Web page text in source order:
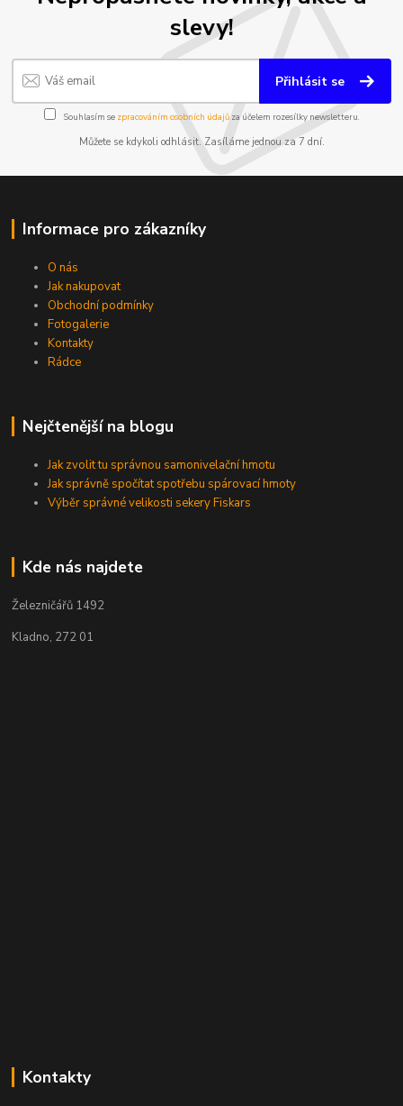
slevy!
Přihlásit se
Souhlasím se zpracováním osobních údajůza účelem rozesílky newsletteru.
Můžete se kdykoli odhlásit. Zasíláme jednou za 7 dní.
Informace pro zákazníky
O nás
Jak nakupovat
Obchodní podmínky
Fotogalerie
Kontakty
Rádce
Nejčtenější na blogu
Jak zvolit tu správnou samonivelační hmotu
Jak správně spočítat spotřebu spárovací hmoty
Výběr správné velikosti sekery Fiskars
Kde nás najdete
Železničářů 1492
Kladno, 272 01
Kontakty